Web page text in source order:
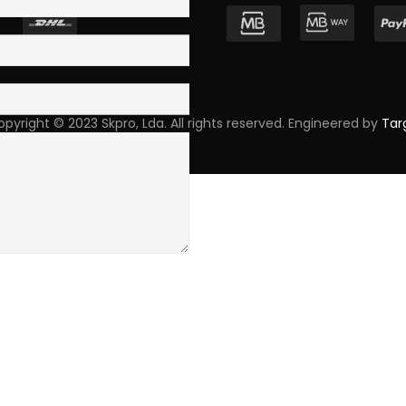
© 2023 Skpro, Lda. All rights reserved. Engineered by